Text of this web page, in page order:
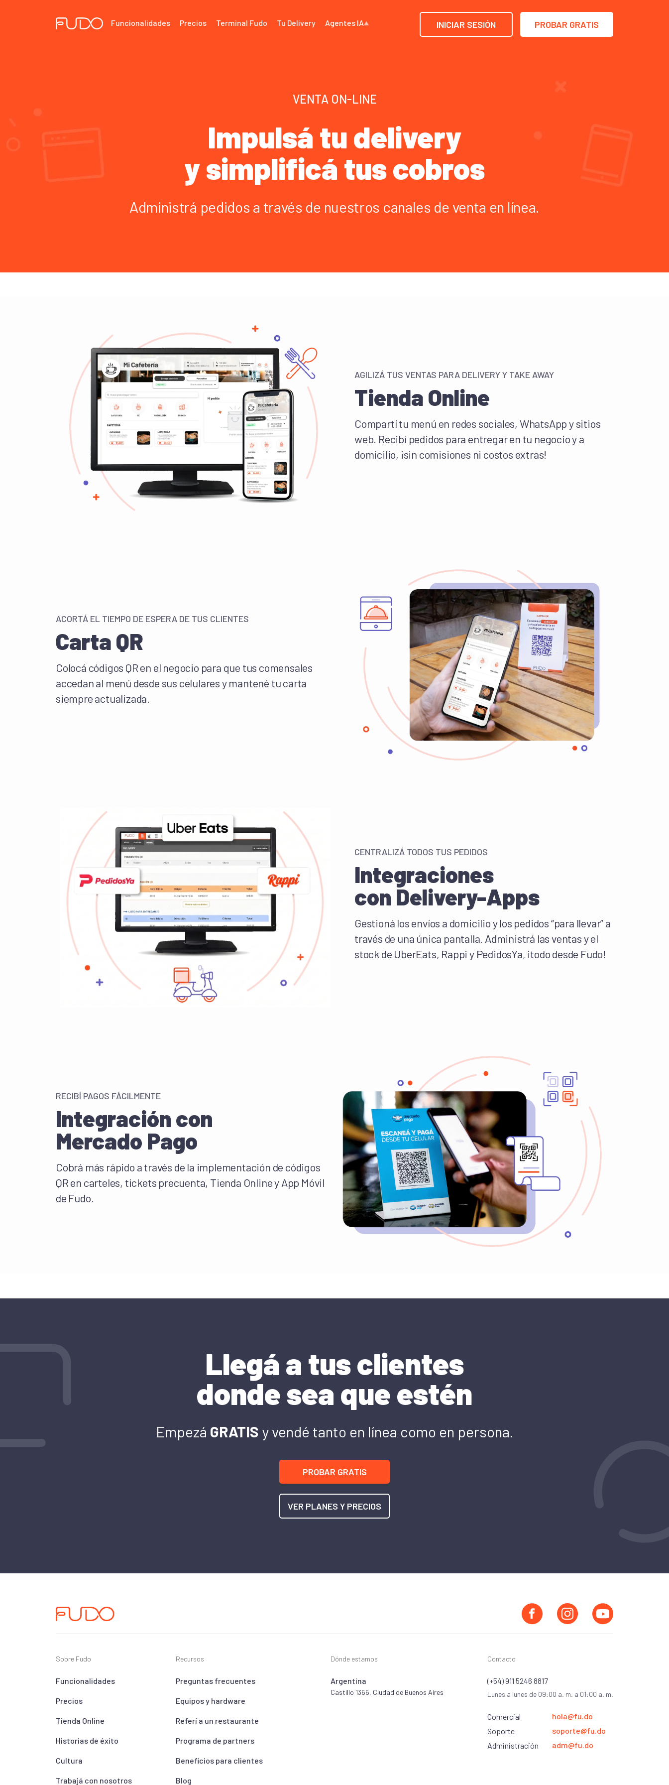
Funcionalidades Precios Terminal Fudo Tu Delivery Agentes IA INICIAR SESIÓN PROBAR GRATIS
VENTA ON-LINE
Impulsá tu delivery
y simplificá tus cobros
Administrá pedidos a través de nuestros canales de venta en línea.
AGILIZÁ TUS VENTAS PARA DELIVERY Y TAKE AWAY
Tienda Online
Compartí tu menú en redes sociales, WhatsApp y sitios
web. Recibí pedidos para entregar en tu negocio y a
domicilio, ¡sin comisiones ni costos extras!
ACORTÁ EL TIEMPO DE ESPERA DE TUS CLIENTES
Carta QR
Colocá códigos QR en el negocio para que tus comensales
accedan al menú desde sus celulares y mantené tu carta
siempre actualizada.
CENTRALIZÁ TODOS TUS PEDIDOS
Integraciones
con Delivery-Apps
Gestioná los envíos a domicilio y los pedidos “para llevar” a
través de una única pantalla. Administrá las ventas y el
stock de UberEats, Rappi y PedidosYa, ¡todo desde Fudo!
RECIBÍ PAGOS FÁCILMENTE
Integración con
Mercado Pago
Cobrá más rápido a través de la implementación de códigos
QR en carteles, tickets precuenta, Tienda Online y App Móvil
de Fudo.
Llegá a tus clientes
donde sea que estén
Empezá GRATIS y vendé tanto en línea como en persona.
PROBAR GRATIS
VER PLANES Y PRECIOS
Sobre Fudo
Funcionalidades
Precios
Tienda Online
Historias de éxito
Cultura
Trabajá con nosotros
Recursos
Preguntas frecuentes
Equipos y hardware
Referí a un restaurante
Programa de partners
Beneficios para clientes
Blog
Dónde estamos
Argentina
Castillo 1366, Ciudad de Buenos Aires
Contacto
(+54) 911 5246 8817
Lunes a lunes de 09:00 a. m. a 01:00 a. m.
Comercial
hola@fu.do
Soporte
soporte@fu.do
Administración
adm@fu.do